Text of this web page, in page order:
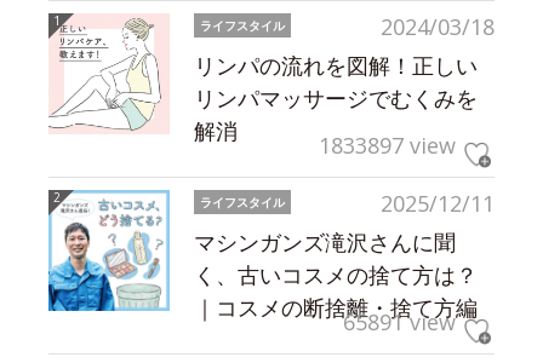
2024/03/18
ライフスタイル
リンパの流れを図解！正しい
リンパマッサージでむくみを
解消
1833897 view
2025/12/11
ライフスタイル
マシンガンズ滝沢さんに聞
く、古いコスメの捨て方は？
｜コスメの断捨離・捨て方編
65891 view